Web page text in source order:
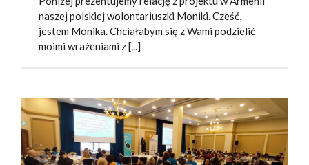
naszej polskiej wolontariuszki Moniki. Cześć,
jestem Monika. Chciałabym się z Wami podzielić
moimi wrażeniami z [...]